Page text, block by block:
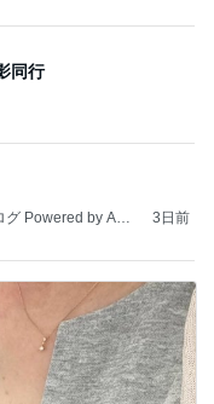
同行
Powered by Ame
3日前